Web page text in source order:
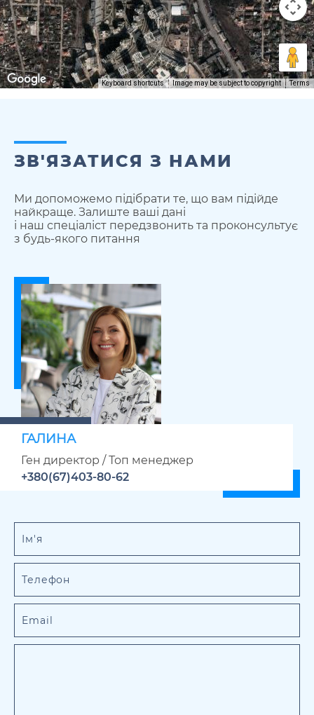
Keyboard shortcuts Image may be subject to copyright Terms
ЗВ'ЯЗАТИСЯ З НАМИ
Ми допоможемо підібрати те, що вам підійде
найкраще. Залиште ваші дані
і наш спеціаліст передзвонить та проконсультує
з будь-якого питання
ГАЛИНА
Ген директор / Топ менеджер
+380(67)403-80-62